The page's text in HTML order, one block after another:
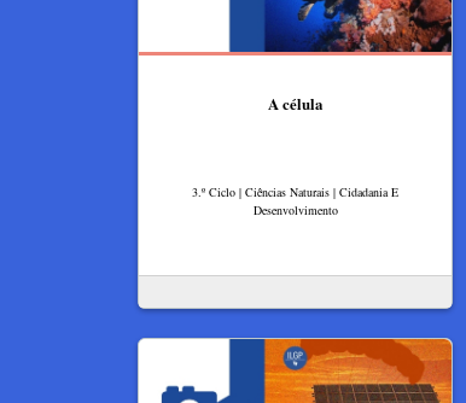
A célula
3.º Ciclo | Ciências Naturais | Cidadania E
Desenvolvimento